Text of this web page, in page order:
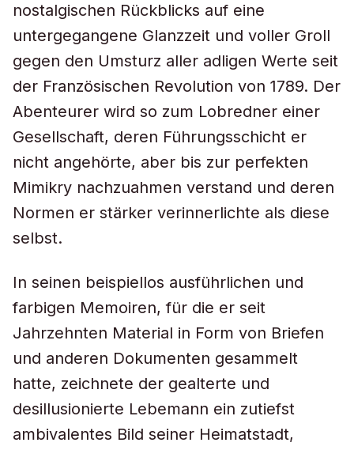
nostalgischen Rückblicks auf eine
untergegangene Glanzzeit und voller Groll
gegen den Umsturz aller adligen Werte seit
der Französischen Revolution von 1789. Der
Abenteurer wird so zum Lobredner einer
Gesellschaft, deren Führungsschicht er
nicht angehörte, aber bis zur perfekten
Mimikry nachzuahmen verstand und deren
Normen er stärker verinnerlichte als diese
selbst.
In seinen beispiellos ausführlichen und
farbigen Memoiren, für die er seit
Jahrzehnten Material in Form von Briefen
und anderen Dokumenten gesammelt
hatte, zeichnete der gealterte und
desillusionierte Lebemann ein zutiefst
ambivalentes Bild seiner Heimatstadt,